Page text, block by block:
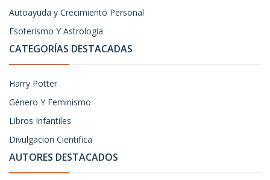
Autoayuda y Crecimiento Personal
Esoterismo Y Astrologia
CATEGORÍAS DESTACADAS
Harry Potter
Género Y Feminismo
Libros Infantiles
Divulgacion Cientifica
AUTORES DESTACADOS